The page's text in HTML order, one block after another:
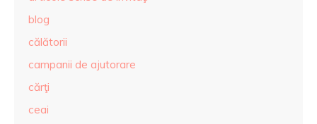
blog
călătorii
campanii de ajutorare
cărţi
ceai